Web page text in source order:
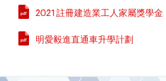
2021 註冊建造業工人家屬獎學金
明愛毅進直通車升學計劃